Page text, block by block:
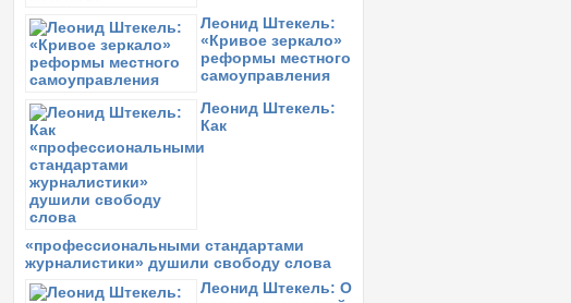
Леонид Штекель:
«Кривое зеркало»
реформы местного
самоуправления
Леонид Штекель:
Как
«профессиональными стандартами
журналистики» душили свободу слова
Леонид Штекель: О